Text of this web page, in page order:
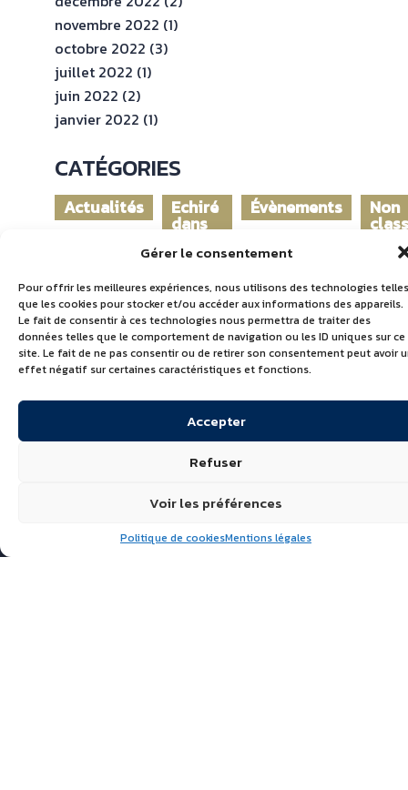
Gérer le consentement
Pour offrir les meilleures expériences, nous utilisons des technologies telles
que les cookies pour stocker et/ou accéder aux informations des appareils.
Le fait de consentir à ces technologies nous permettra de traiter des
données telles que le comportement de navigation ou les ID uniques sur ce
site. Le fait de ne pas consentir ou de retirer son consentement peut avoir
effet négatif sur certaines caractéristiques et fonctions.
Accepter
Refuser
Voir les préférences
Politique de cookiesMentions légales
novembre 2022 (1)
octobre 2022 (3)
juillet 2022 (1)
juin 2022 (2)
janvier 2022 (1)
CATÉGORIES
Actualités Echiré
dans
monde
Évènements Non